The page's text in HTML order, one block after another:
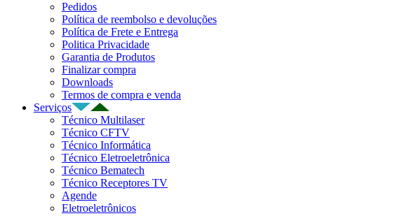
Pedidos
Política de reembolso e devoluções
Política de Frete e Entrega
Politica Privacidade
Garantia de Produtos
Finalizar compra
Downloads
Termos de compra e venda
Serviços
Técnico Multilaser
Técnico CFTV
Técnico Informática
Técnico Eletroeletrônica
Técnico Bematech
Técnico Receptores TV
Agende
Eletroeletrônicos